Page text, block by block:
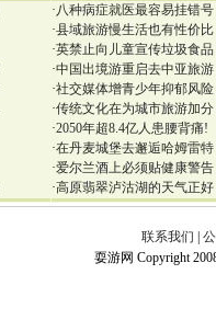
·八种病症就医最容易挂错号
·县域旅游慢生活也有性价比
·英禁止向儿童宣传垃圾食品
·中国出境游重启去中亚旅游
·社交媒体增青少年抑郁风险
·传统文化在为城市旅游加分
·2050年超8.4亿人患腰背痛!
·在丹麦城堡去邂逅哈姆雷特
·爱尔兰酒上必须贴健康警告
·高原翡翠泸沽湖的天气正好
联系我们
耍游网 Copyright